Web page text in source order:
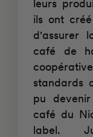
leurs
ils ont
d'assurer
café de
standards
pu
café du
label.